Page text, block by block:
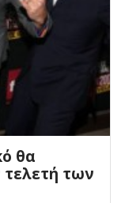
θα
τελετή των